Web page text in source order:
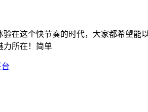
在这个快节奏的时代，大家都希望
力所在！简单